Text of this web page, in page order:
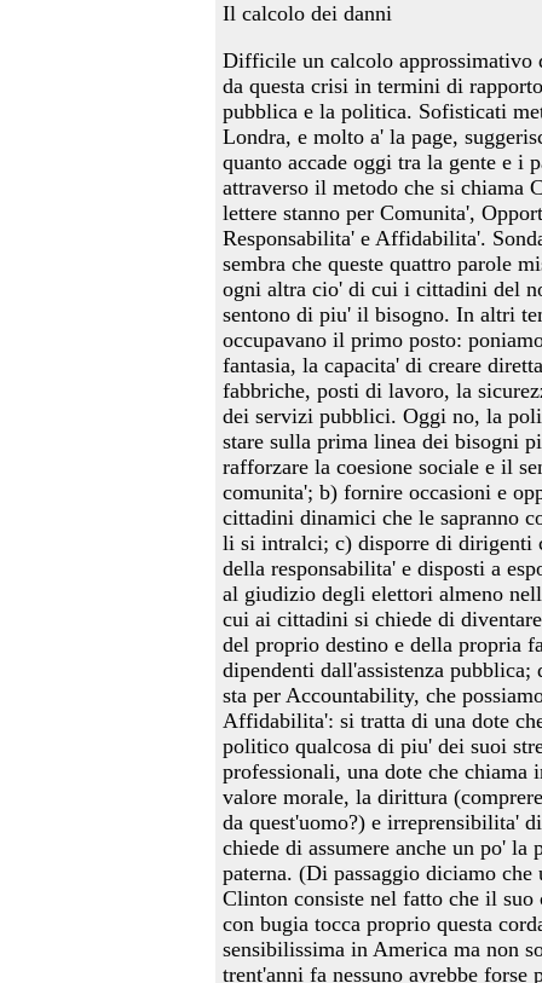
Il calcolo dei danni
Difficile un calcolo approssimativo
da questa crisi in termini di
pubblica e la politica. Sofisticati
Londra, e molto a' la page,
quanto accade oggi tra la gente e i
attraverso il metodo che si chiama
lettere stanno per Comunita',
Responsabilita' e Affidabilita'.
sembra che queste quattro parole
ogni altra cio' di cui i cittadini del
sentono di piu' il bisogno. In altri
occupavano il primo posto:
fantasia, la capacita' di creare
fabbriche, posti di lavoro, la
dei servizi pubblici. Oggi no, la
stare sulla prima linea dei bisogni
rafforzare la coesione sociale e il
comunita'; b) fornire occasioni e
cittadini dinamici che le sapranno
li si intralci; c) disporre di dirigenti
della responsabilita' e disposti a
al giudizio degli elettori almeno
cui ai cittadini si chiede di
del proprio destino e della propria
dipendenti dall'assistenza
sta per Accountability, che
Affidabilita': si tratta di una dote
politico qualcosa di piu' dei suoi
professionali, una dote che chiama
valore morale, la dirittura
da quest'uomo?) e irreprensibilita'
chiede di assumere anche un po' la
paterna. (Di passaggio diciamo
Clinton consiste nel fatto che il suo
con bugia tocca proprio questa
sensibilissima in America ma non
trent'anni fa nessuno avrebbe forse